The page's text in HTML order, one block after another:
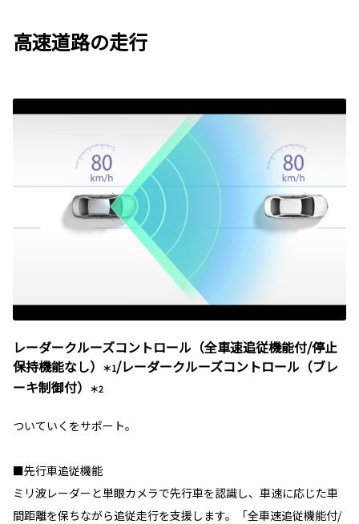
高速道路の走行
レーダークルーズコントロール（全車速追従機能付/停止
保持機能なし）
＊1/レーダークルーズコントロール（ブレ
ーキ制御付）
＊2
ついていくをサポート。
■先行車追従機能
ミリ波レーダーと単眼カメラで先行車を認識し、車速に応じた車
間距離を保ちながら追従走行を支援します。「全車速追従機能付/